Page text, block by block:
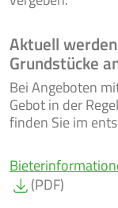
Aktuell
Grundstücke
Bei Angeboten
Gebot in der
finden Sie im
(PDF)